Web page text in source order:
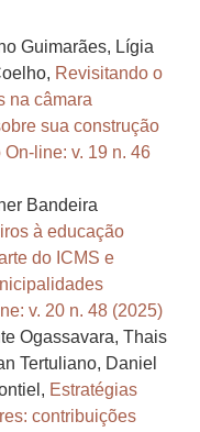
Guimarães, Lígia
Revisitando o
na câmara
sua construção
On-line: v. 19 n. 46
Bandeira
à educação
do ICMS e
v. 20 n. 48 (2025)
Ogassavara, Thais
Tertuliano, Daniel
Estratégias
contribuições